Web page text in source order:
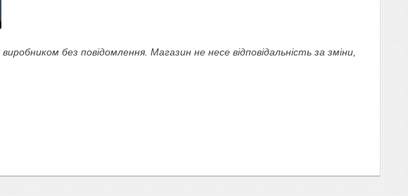
без повідомлення. Магазин не несе відповідальність за зміни,